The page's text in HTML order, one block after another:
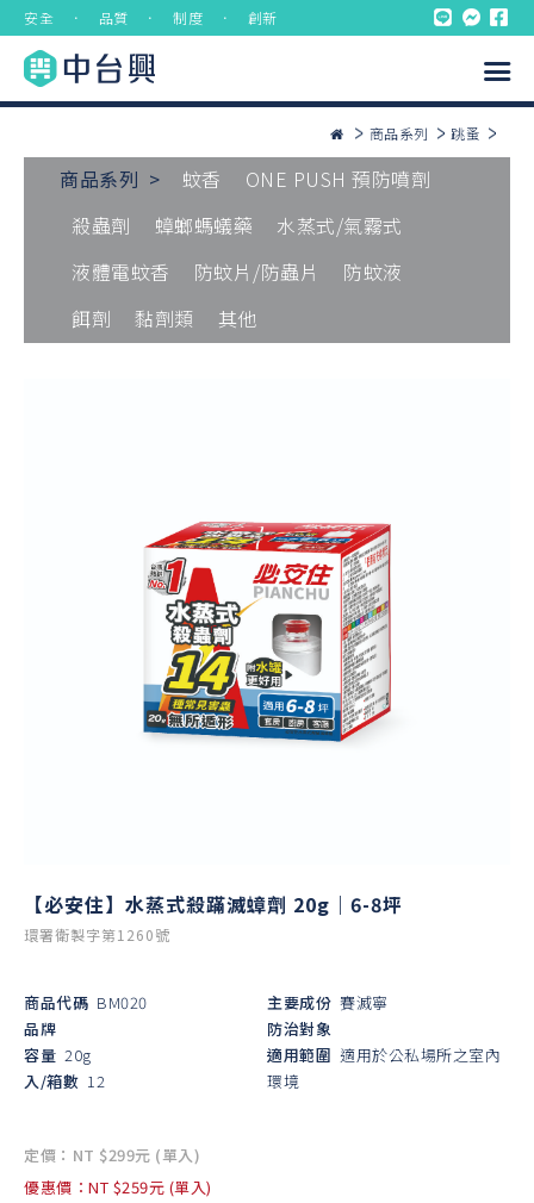
安全 ． 品質 ． 制度 ． 創新
商品系列 跳蚤
商品系列 > 蚊香
ONE PUSH 預防噴劑
殺蟲劑
蟑螂螞蟻藥
水蒸式/氣霧式
液體電蚊香
防蚊片/防蟲片
防蚊液
餌劑
黏劑類 其他
【必安住】水蒸式殺蹣滅蟑劑 20g｜6-8坪
環署衛製字第1260號
商品代碼 BM020
品牌
容量 20g
入/箱數 12
主要成份 賽滅寧
防治對象
適用範圍 適用於公私場所之室內
環境
定價：NT $299元 (單入)
優惠價：NT $259元 (單入)